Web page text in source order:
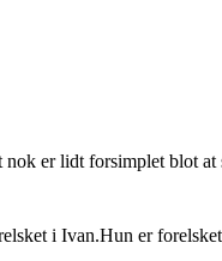
er lidt forsimplet blot
i Ivan.Hun er